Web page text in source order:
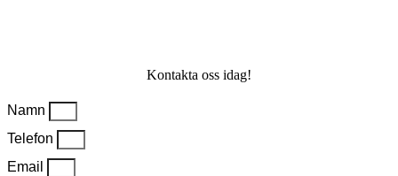
Kontakta oss idag!
Namn
Telefon
Email